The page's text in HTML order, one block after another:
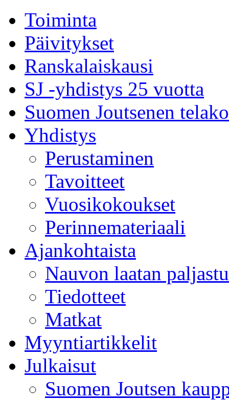
Toiminta
Päivitykset
Ranskalaiskausi
SJ -yhdistys 25 vuotta
Suomen Joutsenen
Yhdistys
Perustaminen
Tavoitteet
Vuosikokoukset
Perinnemateriaali
Ajankohtaista
Nauvon laatan
Tiedotteet
Matkat
Myyntiartikkelit
Julkaisut
Suomen Joutsen